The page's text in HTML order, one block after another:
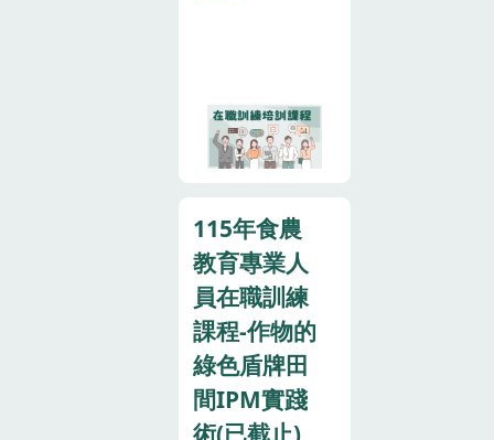
期三) 上午
09:00-下午
13 日(星期四)
上午 09:00-下
午 16:30六、
培訓地點：桃
園區農業改良
場樹林分場 2
樓大禮堂 （地
同領域的專業
知能及實務操
育推動的專業
支持體系，培
育具專業素養
與實務經驗之
推動人才。參
加對象：已取
得食農教育專
115年食農
教育專業人
員在職訓練
課程-作物的
綠色盾牌田
間IPM實踐